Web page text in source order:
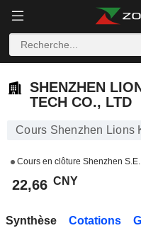
SHENZHEN
TECH CO., LTD
Cours Shenzhen Lions
Cours en clôture Shenzhen S.E.
22,66 CNY
Synthèse Cotations